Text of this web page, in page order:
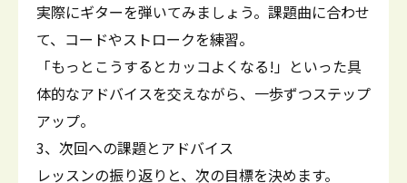
実際にギターを弾いてみましょう。課題曲に合わせ
て、コードやストロークを練習。
「もっとこうするとカッコよくなる!」といった具
体的なアドバイスを交えながら、一歩ずつステップ
アップ。
3、次回への課題とアドバイス
レッスンの振り返りと、次の目標を決めます。